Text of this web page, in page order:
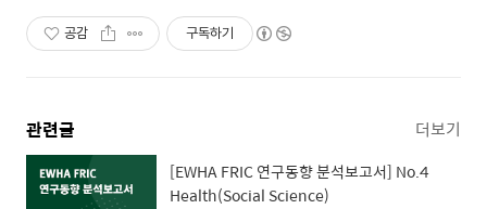
공감 구독하기
관련글 더보기
[EWHA FRIC 연구동향 분석보고서] No.4
Health(Social Science)